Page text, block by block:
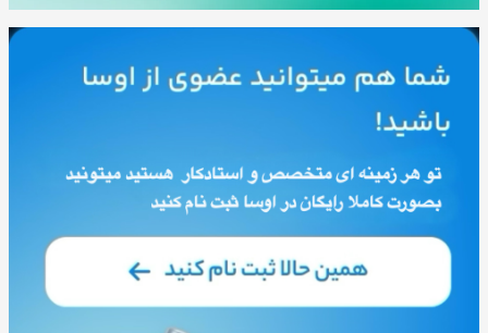
عمومی و تخصصی
82 مطلب